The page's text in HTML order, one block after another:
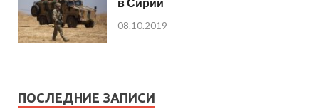
08.10.2019
ПОСЛЕДНИЕ ЗАПИСИ